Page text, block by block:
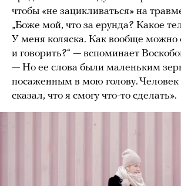
чтобы «не зацикливаться» на
„Боже мой, что за ерунда? Какое
У меня коляска. Как вообще можно
и говорить?“ — вспоминает
— Но ее слова были маленьким
посаженным в мою голову. Человек
сказал, что я смогу что-то сделать».